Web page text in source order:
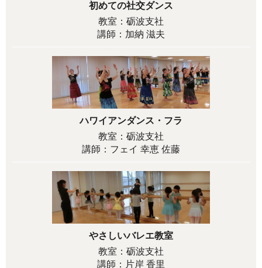
初めての社交ダンス
教室：砺波支社
講師：加納 滋夫
ハワイアンダンス・フラ
教室：砺波支社
講師：フェイ 幸恵 佐藤
やさしいバレエ教室
教室：砺波支社
講師：片岸 香里